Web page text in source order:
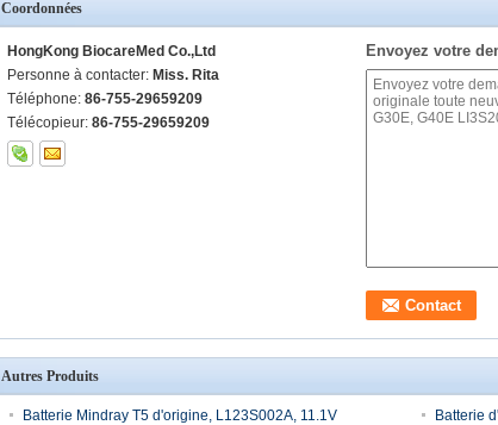
Coordonnées
HongKong BiocareMed Co.,Ltd
Personne à contacter: Miss. Rita
Téléphone: 86-755-29659209
Télécopieur: 86-755-29659209
Envoyez votre
Autres Produits
Batterie Mindray T5 d'origine, L123S002A, 11.1V
Batterie